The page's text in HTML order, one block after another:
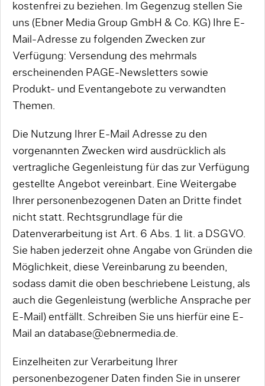
kostenfrei zu beziehen. Im Gegenzug stellen Sie
uns (Ebner Media Group GmbH & Co. KG) Ihre E-
Mail-Adresse zu folgenden Zwecken zur
Verfügung: Versendung des mehrmals
erscheinenden PAGE-Newsletters sowie
Produkt- und Eventangebote zu verwandten
Themen.
Die Nutzung Ihrer E-Mail Adresse zu den
vorgenannten Zwecken wird ausdrücklich als
vertragliche Gegenleistung für das zur Verfügung
gestellte Angebot vereinbart. Eine Weitergabe
Ihrer personenbezogenen Daten an Dritte findet
nicht statt. Rechtsgrundlage für die
Datenverarbeitung ist Art. 6 Abs. 1 lit. a DSGVO.
Sie haben jederzeit ohne Angabe von Gründen die
Möglichkeit, diese Vereinbarung zu beenden,
sodass damit die oben beschriebene Leistung, als
auch die Gegenleistung (werbliche Ansprache per
E-Mail) entfällt. Schreiben Sie uns hierfür eine E-
Mail an database@ebnermedia.de.
Einzelheiten zur Verarbeitung Ihrer
personenbezogener Daten finden Sie in unserer